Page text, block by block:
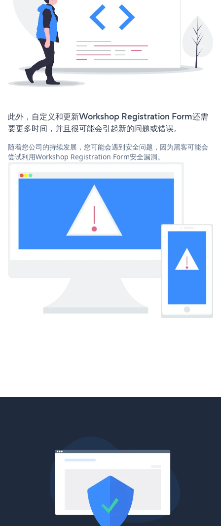
此外，自定义和更新Workshop Registration Form还需
要更多时间，并且很可能会引起新的问题或错误。
随着您公司的持续发展，您可能会遇到安全问题，因为黑客可能会
尝试利用Workshop Registration Form安全漏洞。